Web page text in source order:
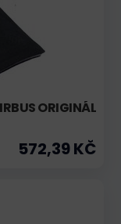
ORIGINÁL
572,39 KČ